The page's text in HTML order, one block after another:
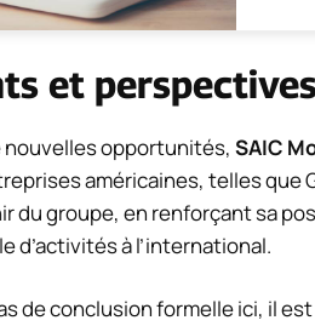
et
nouvelles opportunités, SAIC
américaines, telles que
du groupe, en renforçant sa
d’activités à l’international.
de conclusion formelle ici, il